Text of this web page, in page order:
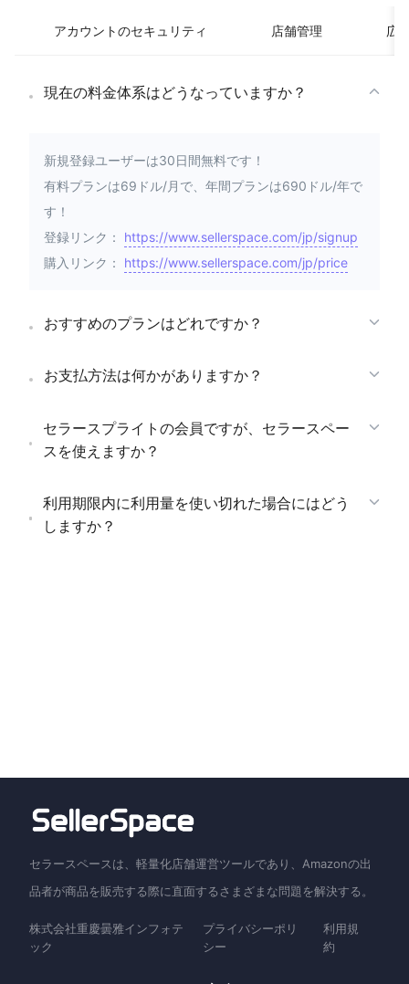
アカウントのセキュリティ 店舗管理 広
現在の料金体系はどうなっていますか？
新規登録ユーザーは30日間無料です！
有料プランは69ドル/月で、年間プランは690ドル/年で
す！
登録リンク： https://www.sellerspace.com/jp/signup
購入リンク： https://www.sellerspace.com/jp/price
おすすめのプランはどれですか？
お支払方法は何かがありますか？
セラースプライトの会員ですが、セラースペー
スを使えますか？
利用期限内に利用量を使い切れた場合にはどう
しますか？
セラースペースは、軽量化店舗運営ツールであり、Amazonの出
品者が商品を販売する際に直面するさまざまな問題を解決する。
株式会社重慶曇雅インフォテ
ック
プライバシーポリ
シー
利用規
約